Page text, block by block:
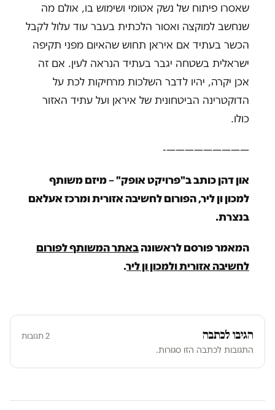
שאסרו פיתוח של נשק אטומי ושימוש בו, אולם מה
שנחשב למוקצה ואסור הלכתית בעבר עוד עלול לקבל
הכשר בעתיד אם איראן תחוש שהאיום מפני תקיפה
ישראלית בשטחה יגבר בעתיד הנראה לעין. אם זה
אכן יקרה, יהיו לדבר השלכות מרחיקות לכת על
הדוקטרינה הביטחונית של איראן ועל עתיד האזור
כולו.
—————————-
און דהן כותב ב"פרויקט אופק" – מיזם משותף
למכון ון ליר, הפורום לחשיבה אזורית ומרכז אעלאם
בנצרת.
המאמר פורסם לראשונהבאתר המשותף לפורום
לחשיבה אזורית ולמכון ון ליר.
הגיבו לכתבה 2 תגובות
התגובות לכתבה הזו סגורות.